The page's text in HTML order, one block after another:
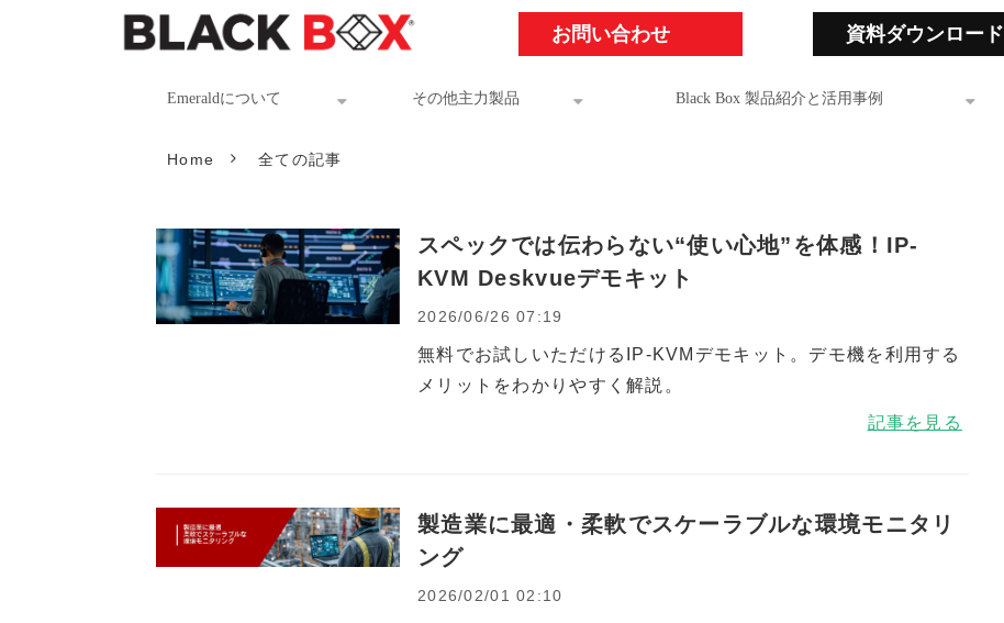
お問い合わせ 資料ダウンロード
Emeraldについて その他主力製品 Black Box 製品紹介と活用事例
Home 全ての記事
スペックでは伝わらない“使い心地”を体感！IP-
KVM Deskvueデモキット
2026/06/26 07:19
無料でお試しいただけるIP-KVMデモキット。デモ機を利用する
メリットをわかりやすく解説。
記事を見る
製造業に最適・柔軟でスケーラブルな環境モニタリ
ング
2026/02/01 02:10